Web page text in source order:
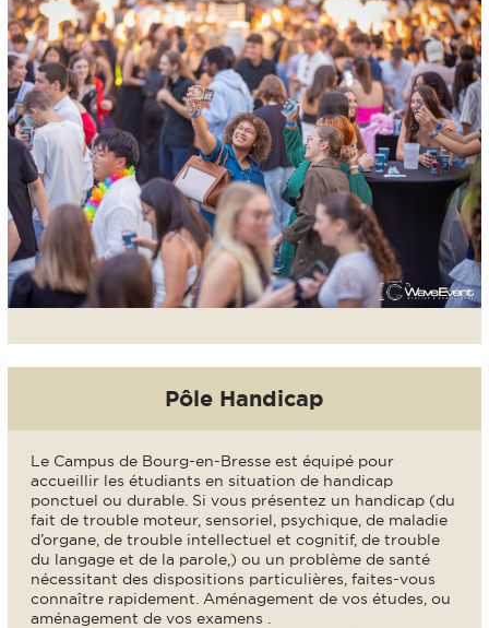
Pôle Handicap
Le Campus de Bourg-en-Bresse est équipé pour
accueillir les étudiants en situation de handicap
ponctuel ou durable. Si vous présentez un handicap (du
fait de trouble moteur, sensoriel, psychique, de maladie
d’organe, de trouble intellectuel et cognitif, de trouble
du langage et de la parole,) ou un problème de santé
nécessitant des dispositions particulières, faites-vous
connaître rapidement. Aménagement de vos études, ou
aménagement de vos examens .